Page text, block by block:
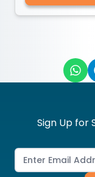
Sign Up for